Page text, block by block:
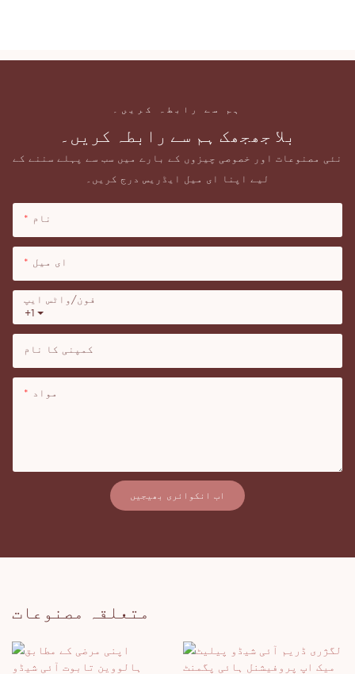
ہم سے رابطہ کریں۔
بلا جھجھک ہم سے رابطہ کریں۔
نئی مصنوعات اور خصوصی چیزوں کے بارے میں سب سے پہلے سننے کے
لیے اپنا ای میل ایڈریس درج کریں۔
نام
ای میل
+1
فون/واٹس ایپ
کمپنی کا نام
مواد
اب انکوائری بھیجیں
متعلقہ مصنوعات